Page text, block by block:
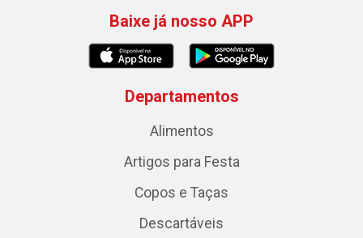
Baixe já nosso APP
Departamentos
Alimentos
Artigos para Festa
Copos e Taças
Descartáveis